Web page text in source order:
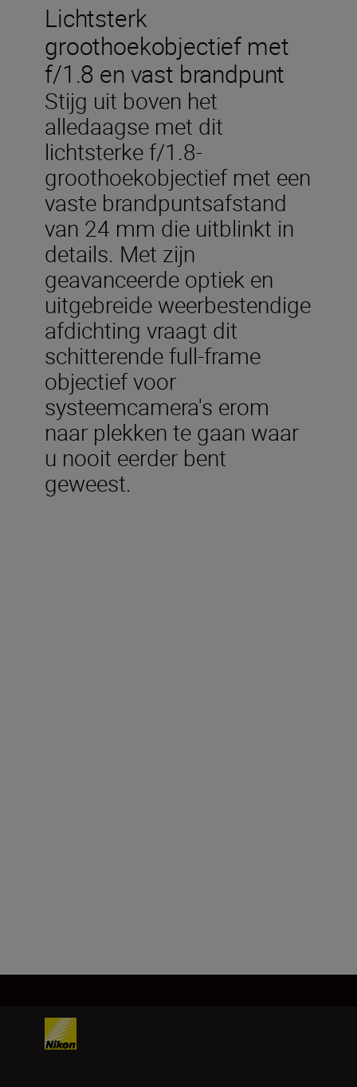
Lichtsterk
groothoekobjectief met
f/1.8 en vast brandpunt
Stijg uit boven het
alledaagse met dit
lichtsterke f/1.8-
groothoekobjectief met een
vaste brandpuntsafstand
van 24 mm die uitblinkt in
details. Met zijn
geavanceerde optiek en
uitgebreide weerbestendige
afdichting vraagt dit
schitterende full-frame
objectief voor
systeemcamera's erom
naar plekken te gaan waar
u nooit eerder bent
geweest.